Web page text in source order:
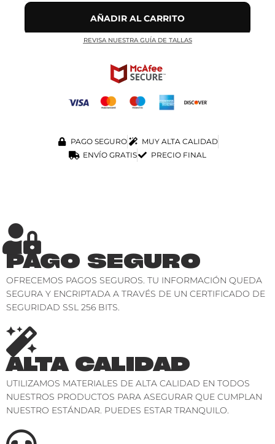
AÑADIR AL CARRITO
REVISA NUESTRA GUÍA DE TALLAS
PAGO SEGURO
MUY ALTA CALIDAD
ENVÍO GRATIS
PRECIO FINAL
PAGO SEGURO
OFRECEMOS PAGOS SEGUROS. TU INFORMACIÓN QUEDA
SEGURA Y ENCRIPTADA A TRAVÉS DE UN CERTIFICADO DE
SEGURIDAD SSL 256 BITS.
ALTA CALIDAD
UTILIZAMOS MATERIALES DE ALTA CALIDAD EN TODOS
NUESTROS PRODUCTOS PARA ASEGURAR QUE CUMPLAN
NUESTRO ESTÁNDAR. PUEDES ESTAR TRANQUILO.